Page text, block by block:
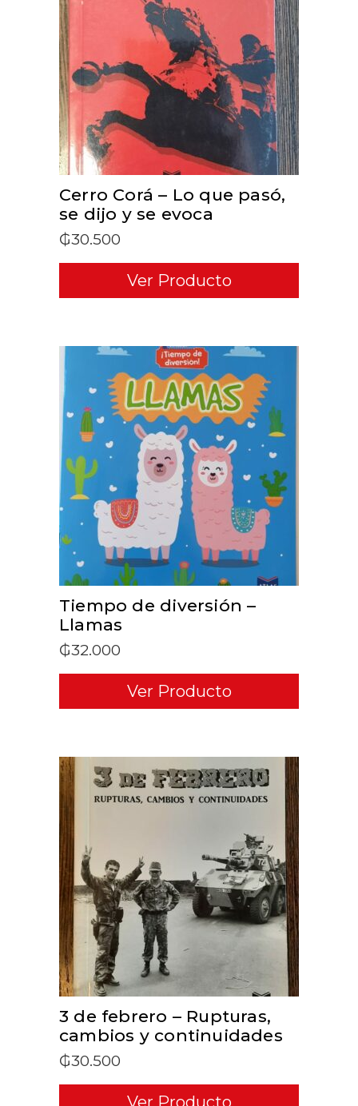
ADD TO CART
Cerro Corá – Lo que pasó,
se dijo y se evoca
₲30.500
Ver Producto
ADD TO CART
Tiempo de diversión –
Llamas
₲32.000
Ver Producto
ADD TO CART
3 de febrero – Rupturas,
cambios y continuidades
₲30.500
Ver Producto